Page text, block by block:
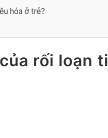
hóa ở trẻ?
rối loạn